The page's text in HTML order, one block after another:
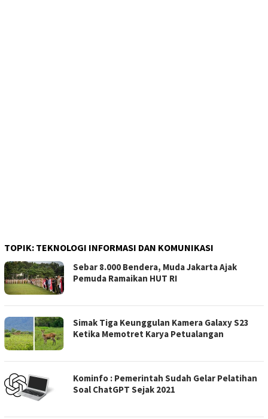
TOPIK: TEKNOLOGI INFORMASI DAN KOMUNIKASI
Sebar 8.000 Bendera, Muda Jakarta Ajak
Pemuda Ramaikan HUT RI
Simak Tiga Keunggulan Kamera Galaxy S23
Ketika Memotret Karya Petualangan
Kominfo : Pemerintah Sudah Gelar Pelatihan
Soal ChatGPT Sejak 2021